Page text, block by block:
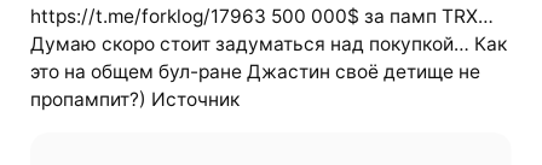
https://t.me/forklog/17963 500 000$ за памп TRX…
Думаю скоро стоит задуматься над покупкой… Как
это на общем бул-ране Джастин своё детище не
пропампит?) Источник